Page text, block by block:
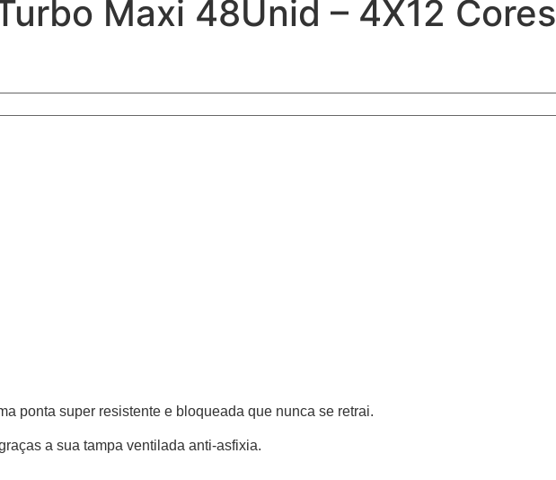
Maxi 48Unid – 4X12 Cores
ponta super resistente e bloqueada que nunca se retrai.
a sua tampa ventilada anti-asfixia.